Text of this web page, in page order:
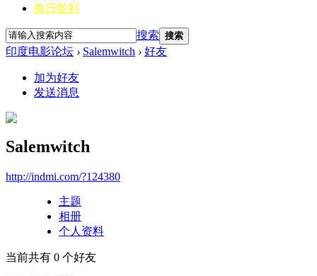
每日签到
搜索 搜索
印度电影论坛 › Salemwitch › 好友
加为好友
发送消息
Salemwitch
http://indmi.com/?124380
主题
相册
个人资料
当前共有 0 个好友